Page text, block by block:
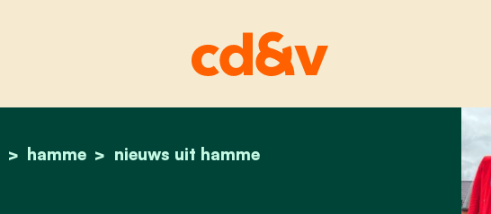
home
hamme nieuws uit hamme
'de ronde' door hamme